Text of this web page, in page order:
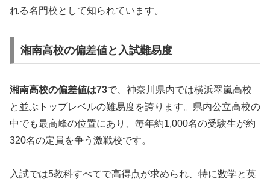
れる名門校として知られています。
湘南高校の偏差値と入試難易度
湘南高校の偏差値は73で、神奈川県内では横浜翠嵐高校
と並ぶトップレベルの難易度を誇ります。県内公立高校の
中でも最高峰の位置にあり、毎年約1,000名の受験生が約
320名の定員を争う激戦校です。
入試では5教科すべてで高得点が求められ、特に数学と英